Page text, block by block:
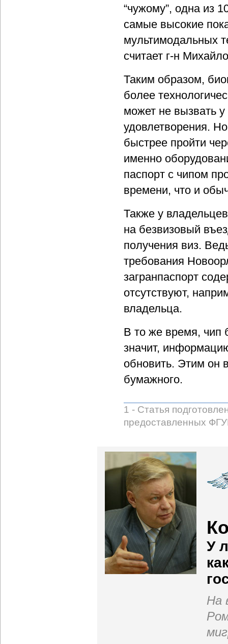
“чужому”, одна из
самые высокие
мультимодальных
считает г-н
Таким образом,
более
может не вызвать у
удовлетворения.
быстрее пройти
именно
паспорт с чипом
времени, что и
Также у
на безвизовый
получения виз.
требования
загранпаспорт
отсутствуют,
владельца.
В то же время, чип
значит,
обновить. Этим он
бумажного.
1 - Статья
предоставленных
У
На